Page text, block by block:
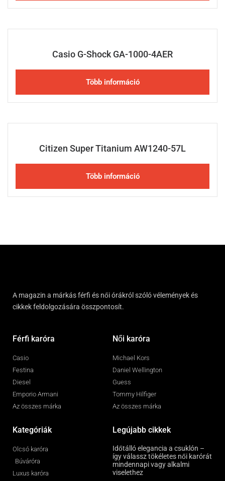
Casio G-Shock GA-1000-4AER
Több információ
Citizen Super Titanium AW1240-57L
Több információ
A magazin a márkás férfi és női órákról szóló vélemények és
cikkek feldolgozására összpontosít.
Férfi karóra
Casio
Festina
Diesel
Emporio Armani
Az összes márka
Női karóra
Michael Kors
Daniel Wellington
Guess
Tommy Hilfiger
Az összes márka
Kategóriák
Olcsó karóra
Búváróra
Luxus karóra
Legújabb cikkek
Időtálló elegancia a csuklón –
így válassz tökéletes női karórát
mindennapi vagy alkalmi
viselethez